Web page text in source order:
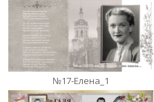
№17-Елена_1